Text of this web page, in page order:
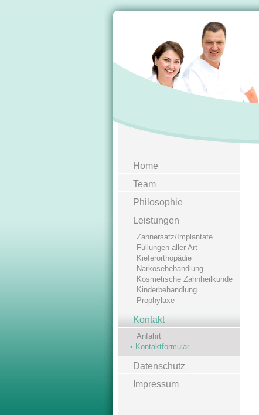
Home
Team
Philosophie
Leistungen
Zahnersatz/Implantate
Füllungen aller Art
Kieferorthopädie
Narkosebehandlung
Kosmetische Zahnheilkunde
Kinderbehandlung
Prophylaxe
Kontakt
Anfahrt
• Kontaktformular
Datenschutz
Impressum